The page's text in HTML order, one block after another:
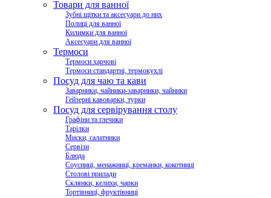
Товари для ванної
Зубні щітки та аксесуари до них
Полиці для ванної
Килимки для ванної
Аксесуари для ванної
Термоси
Термоси харчові
Термоси стандартні, термокухлі
Посуд для чаю та кави
Заварники, чайники-заварники, чайники
Гейзерні кавоварки, турки
Посуд для сервірування столу
Графіни та глечики
Тарілки
Миски, салатники
Сервізи
Блюда
Соусниці, менажниці, креманки, кокотниці
Столові прилади
Склянки, келихи, чарки
Тортівниці, фруктівниці